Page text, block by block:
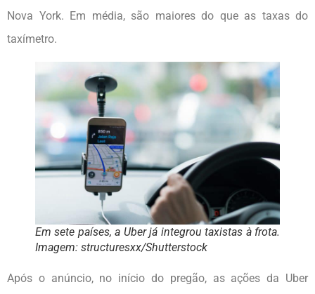
Nova York. Em média, são maiores do que as taxas do
taxímetro.
Em sete países, a Uber já integrou taxistas à frota.
Imagem: structuresxx/Shutterstock
Após o anúncio, no início do pregão, as ações da Uber